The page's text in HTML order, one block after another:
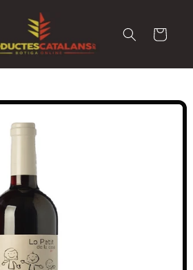
Carret